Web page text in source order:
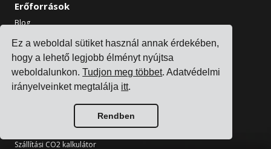
Ez a weboldal sütiket használ annak érdekében,
hogy a lehető legjobb élményt nyújtsa
weboldalunkon.Tudjon meg többet. Adatvédelmi
irányelveinket megtalálja itt.
Rendben
Erőforrások
Blog
Referenciák
Fuvarozói integrációk
ERP integrációk
Partnerek
Szállítási CO2 kalkulátor